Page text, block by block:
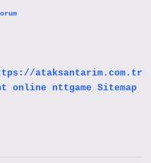
ataksantarim.com.tr
online nttgame Sitemap